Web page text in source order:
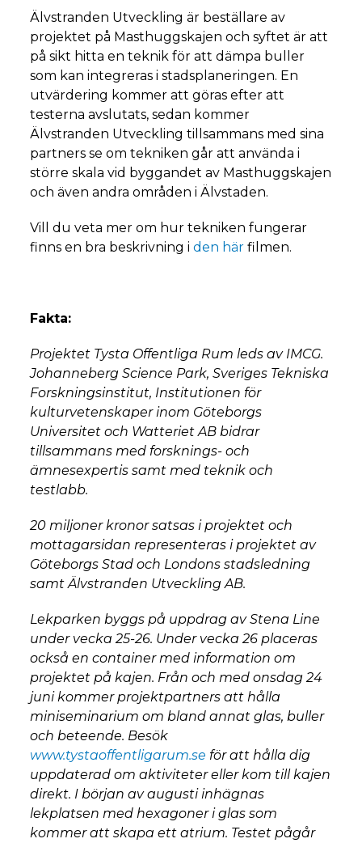
Älvstranden Utveckling är beställare av
projektet på Masthuggskajen och syftet är att
på sikt hitta en teknik för att dämpa buller
som kan integreras i stadsplaneringen. En
utvärdering kommer att göras efter att
testerna avslutats, sedan kommer
Älvstranden Utveckling tillsammans med sina
partners se om tekniken går att använda i
större skala vid byggandet av Masthuggskajen
och även andra områden i Älvstaden.
Vill du veta mer om hur tekniken fungerar
finns en bra beskrivning iden härfilmen.
Fakta:
Projektet Tysta Offentliga Rum leds av IMCG.
Johanneberg Science Park, Sveriges Tekniska
Forskningsinstitut, Institutionen för
kulturvetenskaper inom Göteborgs
Universitet och Watteriet AB bidrar
tillsammans med forsknings- och
ämnesexpertis samt med teknik och
testlabb.
20 miljoner kronor satsas i projektet och
mottagarsidan representeras i projektet av
Göteborgs Stad och Londons stadsledning
samt Älvstranden Utveckling AB.
Lekparken byggs på uppdrag av Stena Line
under vecka 25-26. Under vecka 26 placeras
också en container med information om
projektet på kajen. Från och med onsdag 24
juni kommer projektpartners att hålla
miniseminarium om bland annat glas, buller
och beteende. Besök
www.tystaoffentligarum.se för att hålla dig
uppdaterad om aktiviteter eller kom till kajen
direkt. I början av augusti inhägnas
lekplatsen med hexagoner i glas som
kommer att skapa ett atrium. Testet pågår